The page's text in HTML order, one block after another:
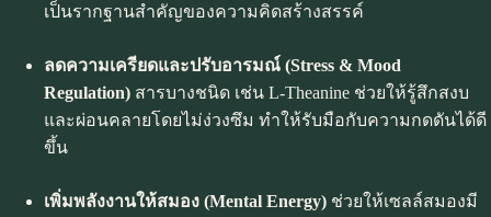
เป็นรากฐานสำคัญของความคิดสร้างสรรค์
ลดความเครียดและปรับอารมณ์ (Stress & Mood
Regulation) สารบางชนิด เช่น L-Theanine ช่วยให้รู้สึกสงบ
และผ่อนคลายโดยไม่ง่วงซึม ทำให้รับมือกับความกดดันได้ดี
ขึ้น
เพิ่มพลังงานให้สมอง (Mental Energy) ช่วยให้เซลล์สมองมี